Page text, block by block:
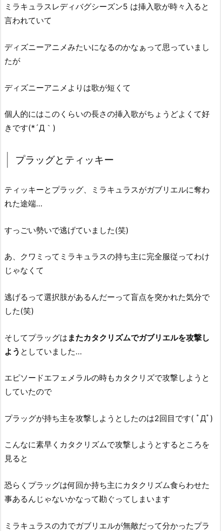
ミラキュラスレディバグシーズン5 は挿入歌が時々入ると
言われていて
ディズニーアニメみたいになるのかなぁって思っていまし
たが
ディズニーアニメよりは歌が短くて
個人的にはこのくらいの長さの挿入歌がちょうどよくて好
きです(*´Д｀)
プラッグとティッキー
ティッキーとプラッグ、ミラキュラスがガブリエルに奪わ
れた途端…
すっごい勢いで逃げていました(笑)
あ、クワミってミラキュラスの持ち主に完全服従ってわけ
じゃなくて
逃げるって選択肢があるんだーって盲点を突かれた気分で
した(笑)
そしてプラッグは またカタクリズムでガブリエルを攻撃し
よう としていました…
エピソードエフェメラルの時もカタクリズで攻撃しようと
していたので
プラッグが持ち主を攻撃しようとしたのは2回目です( ﾟДﾟ)
こんなに素早くカタクリズムで攻撃しようとするところを
見ると
恐らくプラッグは何回か持ち主にカタクリズム食らわせた
事あるんじゃないかなって勘ぐってしまいます
ミラキュラスの力でガブリエルが無敵だって分かったプラ